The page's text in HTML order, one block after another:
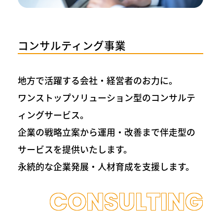
コンサルティング事業
地方で活躍する会社・経営者のお力に。
ワンストップソリューション型のコンサルテ
ィングサービス。
企業の戦略立案から運用・改善まで伴走型の
サービスを提供いたします。
永続的な企業発展・人材育成を支援します。
CONSULTING